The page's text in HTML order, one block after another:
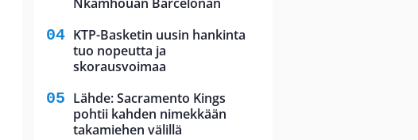
KTP-Basketin uusin hankinta
tuo nopeutta ja
skorausvoimaa
Lähde: Sacramento Kings
pohtii kahden nimekkään
takamiehen välillä